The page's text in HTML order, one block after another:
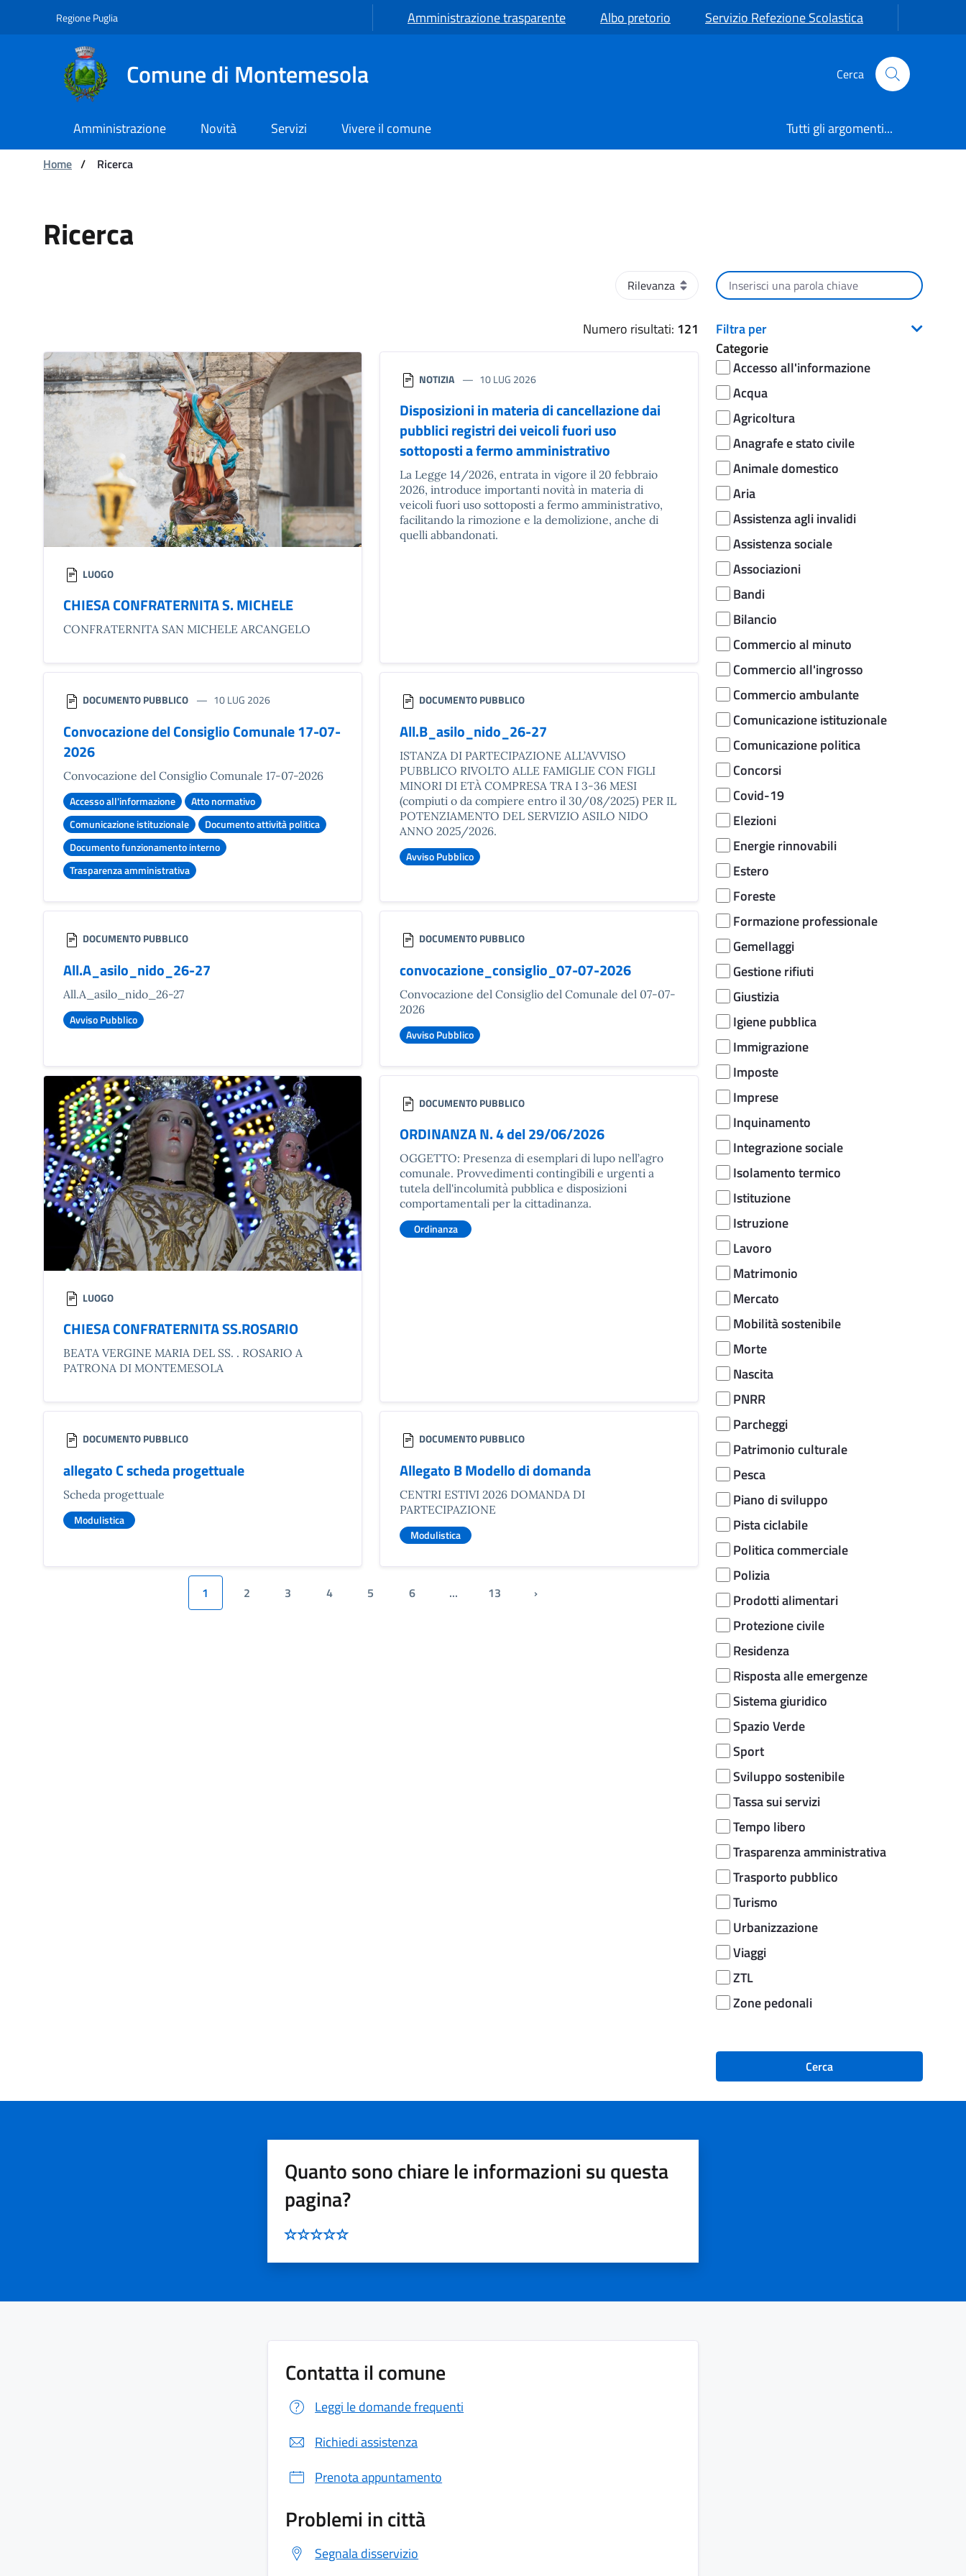
Navigazione
Salta al contenuto
Regione Puglia Amministrazione trasparente Albo pretorio Servizio Refezione Scolastica
Comune di Montemesola Cerca
Amministrazione Novità Servizi Vivere il comune
Tutti gli argomenti...
Ti trovi in:
Home / Ricerca
Ricerca
Ordinamento
Numero risultati: 121
LUOGO
CHIESA CONFRATERNITA S. MICHELE
CONFRATERNITA SAN MICHELE ARCANGELO
NOTIZIA 10 LUG 2026
Disposizioni in materia di cancellazione dai
pubblici registri dei veicoli fuori uso
sottoposti a fermo amministrativo
La Legge 14/2026, entrata in vigore il 20 febbraio
2026, introduce importanti novità in materia di
veicoli fuori uso sottoposti a fermo amministrativo,
facilitando la rimozione e la demolizione, anche di
quelli abbandonati.
DOCUMENTO PUBBLICO 10 LUG 2026
Convocazione del Consiglio Comunale 17-07-
2026
Convocazione del Consiglio Comunale 17-07-2026
Accesso all'informazione
Atto normativo
Comunicazione istituzionale
Documento attività politica
Documento funzionamento interno
Trasparenza amministrativa
DOCUMENTO PUBBLICO
All.B_asilo_nido_26-27
ISTANZA DI PARTECIPAZIONE ALL’AVVISO
PUBBLICO RIVOLTO ALLE FAMIGLIE CON FIGLI
MINORI DI ETÀ COMPRESA TRA I 3-36 MESI
(compiuti o da compiere entro il 30/08/2025) PER IL
POTENZIAMENTO DEL SERVIZIO ASILO NIDO
ANNO 2025/2026.
Avviso Pubblico
DOCUMENTO PUBBLICO
All.A_asilo_nido_26-27
All.A_asilo_nido_26-27
Avviso Pubblico
DOCUMENTO PUBBLICO
convocazione_consiglio_07-07-2026
Convocazione del Consiglio del Comunale del 07-07-
2026
Avviso Pubblico
LUOGO
CHIESA CONFRATERNITA SS.ROSARIO
BEATA VERGINE MARIA DEL SS. . ROSARIO A
PATRONA DI MONTEMESOLA
DOCUMENTO PUBBLICO
ORDINANZA N. 4 del 29/06/2026
OGGETTO: Presenza di esemplari di lupo nell’agro
comunale. Provvedimenti contingibili e urgenti a
tutela dell'incolumità pubblica e disposizioni
comportamentali per la cittadinanza.
Ordinanza
DOCUMENTO PUBBLICO
allegato C scheda progettuale
Scheda progettuale
Modulistica
DOCUMENTO PUBBLICO
Allegato B Modello di domanda
CENTRI ESTIVI 2026 DOMANDA DI
PARTECIPAZIONE
Modulistica
1 2 3 4 5 6 ... 13 Pagina successiva
›
Cerca per testo
Filtra per
Categorie
Accesso all'informazione
Acqua
Agricoltura
Anagrafe e stato civile
Animale domestico
Aria
Assistenza agli invalidi
Assistenza sociale
Associazioni
Bandi
Bilancio
Commercio al minuto
Commercio all'ingrosso
Commercio ambulante
Comunicazione istituzionale
Comunicazione politica
Concorsi
Covid-19
Elezioni
Energie rinnovabili
Estero
Foreste
Formazione professionale
Gemellaggi
Gestione rifiuti
Giustizia
Igiene pubblica
Immigrazione
Imposte
Imprese
Inquinamento
Integrazione sociale
Isolamento termico
Istituzione
Istruzione
Lavoro
Matrimonio
Mercato
Mobilità sostenibile
Morte
Nascita
PNRR
Parcheggi
Patrimonio culturale
Pesca
Piano di sviluppo
Pista ciclabile
Politica commerciale
Polizia
Prodotti alimentari
Protezione civile
Residenza
Risposta alle emergenze
Sistema giuridico
Spazio Verde
Sport
Sviluppo sostenibile
Tassa sui servizi
Tempo libero
Trasparenza amministrativa
Trasporto pubblico
Turismo
Urbanizzazione
Viaggi
ZTL
Zone pedonali
Cerca
Quanto sono chiare le informazioni su questa
pagina?
Contatta il comune
Leggi le domande frequenti
Richiedi assistenza
Prenota appuntamento
Problemi in città
Segnala disservizio